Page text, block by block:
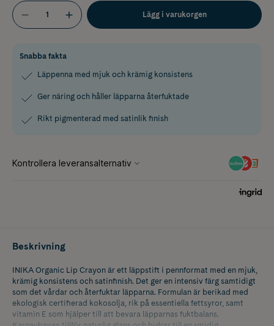
Lägg i varukorgen
Snabba fakta
Läppenna med mjuk och krämig konsistens
Ger näring och håller läpparna återfuktade
Rikt pigmenterad med satinlik finish
Beskrivning
INIKA Organic Lip Crayon är ett läppstift i pennformat med en mjuk,
krämig konsistens och satinfinish. Det ger en intensiv färg samtidigt
som det vårdar och återfuktar läpparna. Formulan är berikad med
ekologisk certifierad kokosolja, rik på essentiella fettsyror, samt
vitamin E som hjälper till att bevara läpparnas fuktbalans.